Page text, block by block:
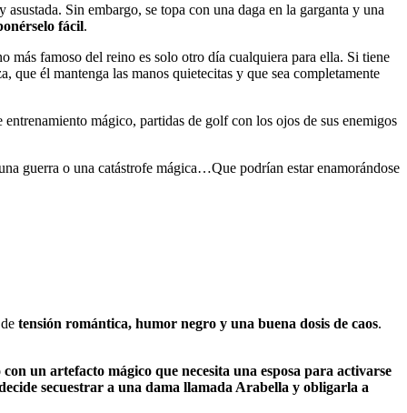
asustada. Sin embargo, se topa con una daga en la garganta y una
fácil.
más famoso del reino es solo otro día cualquiera para ella. Si tiene
que él mantenga las manos quietecitas y que sea completamente
entrenamiento mágico, partidas de golf con los ojos de sus enemigos
guerra o una catástrofe mágica…Que podrían estar enamorándose
tensión romántica, humor negro y una buena dosis de caos.
con un artefacto mágico que necesita una esposa para activarse
secuestrar a una dama llamada Arabella y obligarla a